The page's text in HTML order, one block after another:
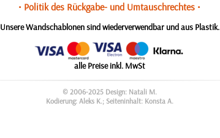
• Politik des Rückgabe- und Umtauschrechtes •
Unsere Wandschablonen sind wiederverwendbar und aus Plastik.
alle Preise inkl. MwSt
© 2006-2025 Design: Natali M.
Kodierung: Aleks K.; Seiteninhalt: Konsta A.